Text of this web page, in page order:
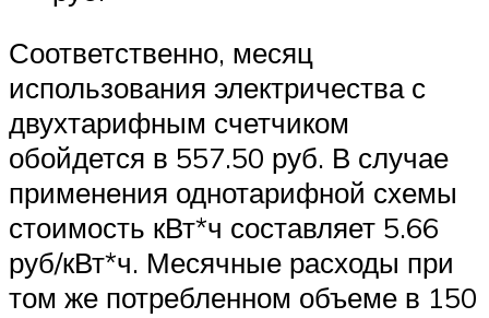
Соответственно, месяц
использования электричества с
двухтарифным счетчиком
обойдется в 557.50 руб. В случае
применения однотарифной схемы
стоимость кВт*ч составляет 5.66
руб/кВт*ч. Месячные расходы при
том же потребленном объеме в 150